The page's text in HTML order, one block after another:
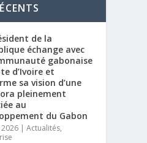
de la
échange avec
gabonaise
d’Ivoire et
sa vision d’une
pleinement
au
du Gabon
|Actualités,